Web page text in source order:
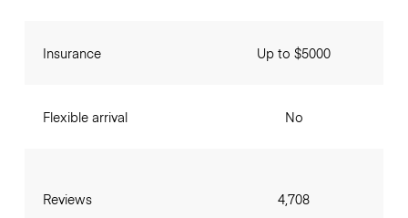
Insurance
Flexible arrival
Reviews
Up to $5000
No
4,708